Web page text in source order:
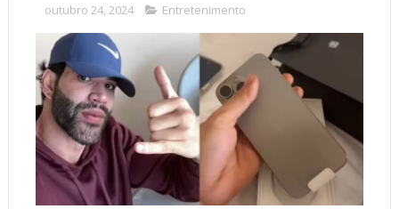
outubro 24, 2024 Entretenimento